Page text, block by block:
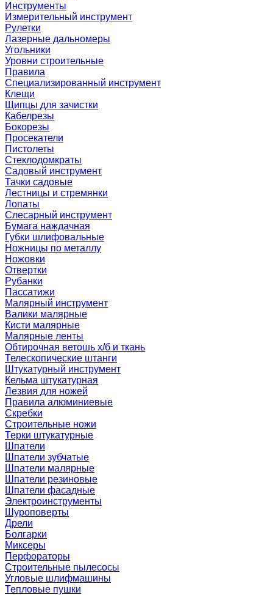
Инструменты
Измерительный инструмент
Рулетки
Лазерные дальномеры
Угольники
Уровни строительные
Правила
Специализированный инструмент
Клещи
Щипцы для зачистки
Кабелрезы
Бокорезы
Просекатели
Пистолеты
Стеклодомкраты
Садовый инструмент
Тачки садовые
Лестницы и стремянки
Лопаты
Слесарный инструмент
Бумага наждачная
Губки шлифовальные
Ножницы по металлу
Ножовки
Отвертки
Рубанки
Пассатижи
Малярный инструмент
Валики малярные
Кисти малярные
Малярные ленты
Обтирочная ветошь х/б и ткань
Телескопические штанги
Штукатурный инструмент
Кельма штукатурная
Лезвия для ножей
Правила алюминиевые
Скребки
Строительные ножи
Терки штукатурные
Шпатели
Шпатели зубчатые
Шпатели малярные
Шпатели резиновые
Шпатели фасадные
Электроинструменты
Шуроповерты
Дрели
Болгарки
Миксеры
Перфораторы
Строительные пылесосы
Угловые шлифмашины
Тепловые пушки